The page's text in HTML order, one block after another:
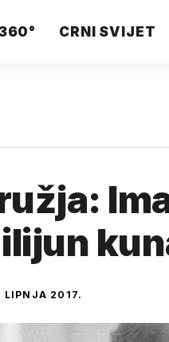
CRNI SVIJET
LIPNJA 2017.